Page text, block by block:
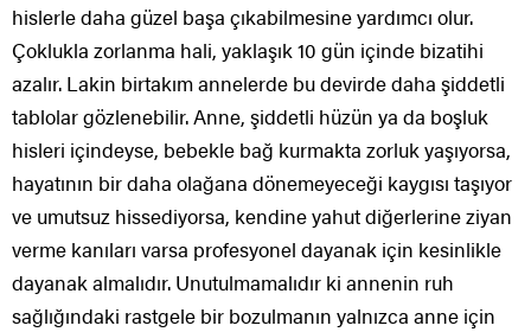
hislerle daha güzel başa çıkabilmesine yardımcı olur.
Çoklukla zorlanma hali, yaklaşık 10 gün içinde bizatihi
azalır. Lakin birtakım annelerde bu devirde daha şiddetli
tablolar gözlenebilir. Anne, şiddetli hüzün ya da boşluk
hisleri içindeyse, bebekle bağ kurmakta zorluk yaşıyorsa,
hayatının bir daha olağana dönemeyeceği kaygısı taşıyor
ve umutsuz hissediyorsa, kendine yahut diğerlerine ziyan
verme kanıları varsa profesyonel dayanak için kesinlikle
dayanak almalıdır. Unutulmamalıdır ki annenin ruh
sağlığındaki rastgele bir bozulmanın yalnızca anne için